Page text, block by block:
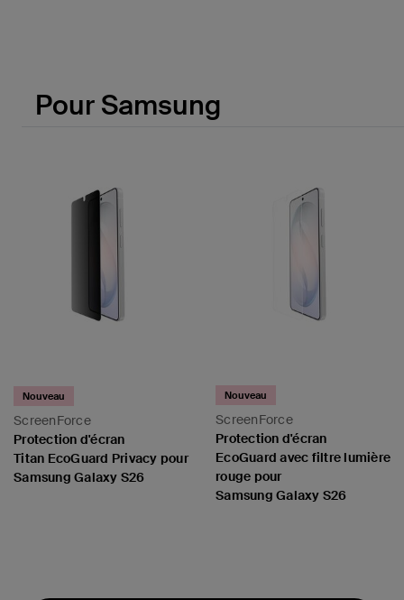
Pour Samsung
ScreenForce
Nouveau
Protection d'écran
Titan EcoGuard Privacy pour
Samsung Galaxy S26
ScreenForce
Nouveau
Protection d'écran
EcoGuard avec filtre lumière
rouge pour
Samsung Galaxy S26